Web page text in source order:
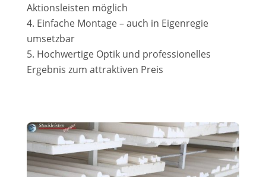
Aktionsleisten möglich
Einfache Montage – auch in Eigenregie
umsetzbar
Hochwertige Optik und professionelles
Ergebnis zum attraktiven Preis